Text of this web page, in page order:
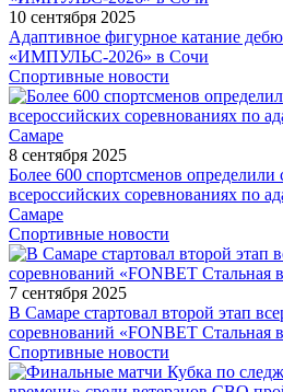
10 сентября 2025
Адаптивное фигурное катание
«ИМПУЛЬС-2026» в Сочи
Спортивные новости
8 сентября 2025
Более 600 спортсменов
всероссийских соревнованиях по
Самаре
Спортивные новости
7 сентября 2025
В Самаре стартовал второй этап
соревнований «FONBET Стальная
Спортивные новости